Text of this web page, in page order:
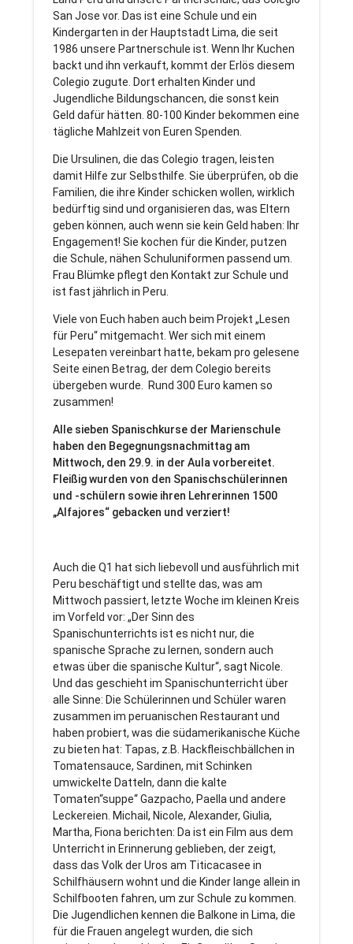
San Jose vor. Das ist eine Schule und ein
Kindergarten in der Hauptstadt Lima, die seit
1986 unsere Partnerschule ist. Wenn Ihr Kuchen
backt und ihn verkauft, kommt der Erlös diesem
Colegio zugute. Dort erhalten Kinder und
Jugendliche Bildungschancen, die sonst kein
Geld dafür hätten. 80-100 Kinder bekommen eine
tägliche Mahlzeit von Euren Spenden.
Die Ursulinen, die das Colegio tragen, leisten
damit Hilfe zur Selbsthilfe. Sie überprüfen, ob die
Familien, die ihre Kinder schicken wollen, wirklich
bedürftig sind und organisieren das, was Eltern
geben können, auch wenn sie kein Geld haben: Ihr
Engagement! Sie kochen für die Kinder, putzen
die Schule, nähen Schuluniformen passend um.
Frau Blümke pflegt den Kontakt zur Schule und
ist fast jährlich in Peru.
Viele von Euch haben auch beim Projekt „Lesen
für Peru“ mitgemacht. Wer sich mit einem
Lesepaten vereinbart hatte, bekam pro gelesene
Seite einen Betrag, der dem Colegio bereits
übergeben wurde. Rund 300 Euro kamen so
zusammen!
Alle sieben Spanischkurse der Marienschule
haben den Begegnungsnachmittag am
Mittwoch, den 29.9. in der Aula vorbereitet.
Fleißig wurden von den Spanischschülerinnen
und -schülern sowie ihren Lehrerinnen 1500
„Alfajores“ gebacken und verziert!
Auch die Q1 hat sich liebevoll und ausführlich mit
Peru beschäftigt und stellte das, was am
Mittwoch passiert, letzte Woche im kleinen Kreis
im Vorfeld vor: „Der Sinn des
Spanischunterrichts ist es nicht nur, die
spanische Sprache zu lernen, sondern auch
etwas über die spanische Kultur“, sagt Nicole.
Und das geschieht im Spanischunterricht über
alle Sinne: Die Schülerinnen und Schüler waren
zusammen im peruanischen Restaurant und
haben probiert, was die südamerikanische Küche
zu bieten hat: Tapas, z.B. Hackfleischbällchen in
Tomatensauce, Sardinen, mit Schinken
umwickelte Datteln, dann die kalte
Tomaten“suppe“ Gazpacho, Paella und andere
Leckereien. Michail, Nicole, Alexander, Giulia,
Martha, Fiona berichten: Da ist ein Film aus dem
Unterricht in Erinnerung geblieben, der zeigt,
dass das Volk der Uros am Titicacasee in
Schilfhäusern wohnt und die Kinder lange allein in
Schilfbooten fahren, um zur Schule zu kommen.
Die Jugendlichen kennen die Balkone in Lima, die
für die Frauen angelegt wurden, die sich